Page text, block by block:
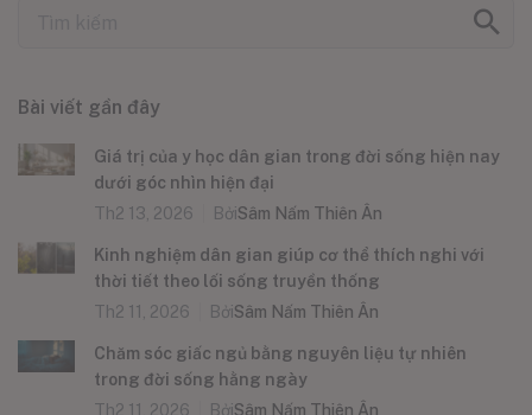
Bài viết gần đây
Giá trị của y học dân gian trong đời sống hiện nay
dưới góc nhìn hiện đại
Th2 13, 2026
BởiSâm Nấm Thiên Ân
Kinh nghiệm dân gian giúp cơ thể thích nghi với
thời tiết theo lối sống truyền thống
Th2 11, 2026
BởiSâm Nấm Thiên Ân
Chăm sóc giấc ngủ bằng nguyên liệu tự nhiên
trong đời sống hằng ngày
Th2 11, 2026
BởiSâm Nấm Thiên Ân